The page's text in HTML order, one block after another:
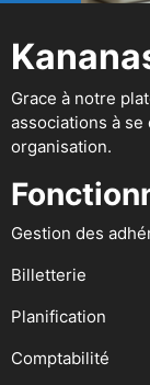
Grace à notre
associations à
organisation.
Gestion des
Billetterie
Planification
Comptabilité